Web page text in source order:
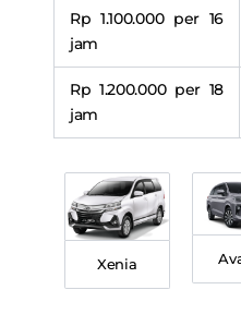
Rp 1.100.000 per 16
jam
Rp 1.200.000 per 18
jam
Xenia